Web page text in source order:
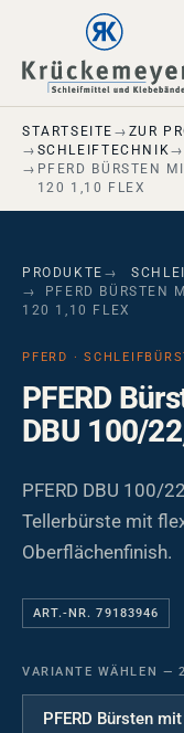
Skip to main
Skip to main content
Skip to page footer
STARTSEITE ZUR
SCHLEIFTECHNIK
PFERD BÜRSTEN
120 1,10 FLEX
PRODUKTE
PFERD BÜRSTEN
120 1,10 FLEX
PFERD ·
PFERD
DBU 100/
PFERD DBU 100/
Tellerbürste mit
Oberflächenfinish.
ART.-NR. 79183946
VARIANTE WÄHLEN —